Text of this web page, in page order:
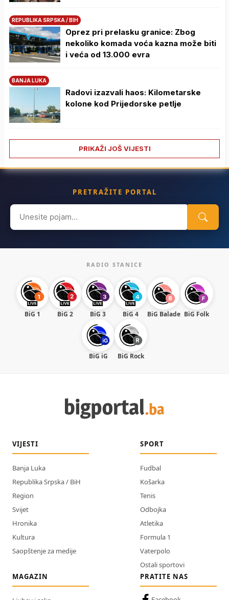
REPUBLIKA SRPSKA / BIH
Oprez pri prelasku granice: Zbog
nekoliko komada voća kazna može biti
i veća od 13.000 evra
BANJA LUKA
Radovi izazvali haos: Kilometarske
kolone kod Prijedorske petlje
PRIKAŽI JOŠ VIJESTI
PRETRAŽITE PORTAL
Search
for:
RADIO STANICE
BiG 1 BiG 2 BiG 3 BiG 4 BiG Balade BiG Folk
BiG iG BiG Rock
VIJESTI
Banja Luka
Republika Srpska / BiH
Region
Svijet
Hronika
Kultura
Saopštenje za medije
SPORT
Fudbal
Košarka
Tenis
Odbojka
Atletika
Formula 1
Vaterpolo
Ostali sportovi
MAGAZIN
PRATITE NAS